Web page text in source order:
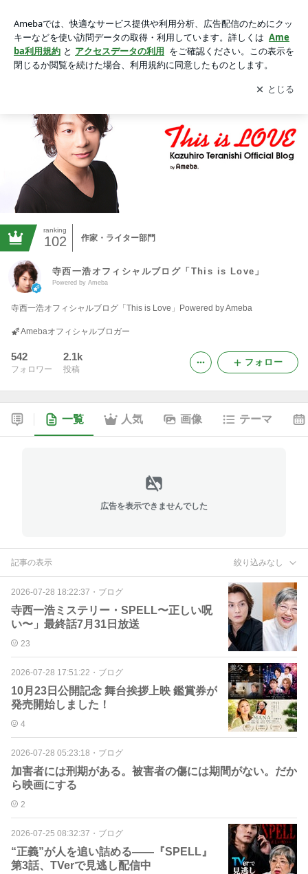
アプリをダウンロードして ブログの更新通知
を受け取りまし
ょう。
開く
ranking
102 作家・ライター部門
寺西一浩オフィシャルブログ「This is Love」
Powered by Ameba
寺西一浩オフィシャルブログ「This is Love」Powered by Ameba
Amebaオフィシャルブロガー
542
フォロワー
2.1k
投稿
フォロー
一覧 人気 画像 テーマ
広告を表示できませんでした
記事の表示 絞り込みなし
2026-07-28 18:22:37 ・ ブログ
寺西一浩ミステリー・SPELL〜正しい呪
い〜」最終話7月31日放送
23
2026-07-28 17:51:22 ・ ブログ
10月23日公開記念 舞台挨拶上映 鑑賞券が
発売開始しました！
4
2026-07-28 05:23:18 ・ ブログ
加害者には刑期がある。被害者の傷には期間がない。だか
ら映画にする
2
2026-07-25 08:32:37 ・ ブログ
“正義”が人を追い詰める――『SPELL』
第3話、TVerで見逃し配信中